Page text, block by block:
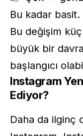
Bu kadar basit.
Bu değişim
büyük bir
başlangıcı
Instagram
Ediyor?
Daha da ilginç